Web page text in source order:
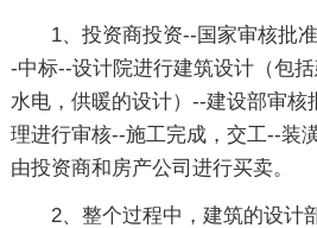
1、投资商投资--国家审核批
-中标--设计院进行建筑设计（包
水电，供暖的设计）--建设部审核
理进行审核--施工完成，交工--装
由投资商和房产公司进行买卖。
2、整个过程中，建筑的设计